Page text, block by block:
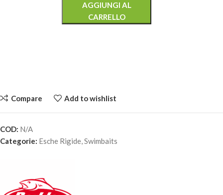
AGGIUNGI AL
CARRELLO
BERKLEY ZILLA JOINTED GLIDER – BROWN TROUT
14,00€ 4 disponibili
Compare Add to wishlist
COD: N/A
Categorie: Esche Rigide,Swimbaits